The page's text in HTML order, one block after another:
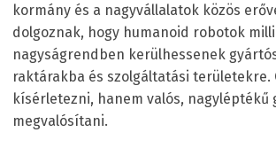
kormány és a nagyvállalatok közös
dolgoznak, hogy humanoid robotok
nagyságrendben kerülhessenek
raktárakba és szolgáltatási területekre.
kísérletezni, hanem valós, nagyléptékű
megvalósítani.